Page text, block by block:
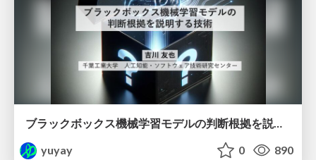
ブラックボックス機械学習モデルの判断根拠を説明する技術
yuyay
0 890